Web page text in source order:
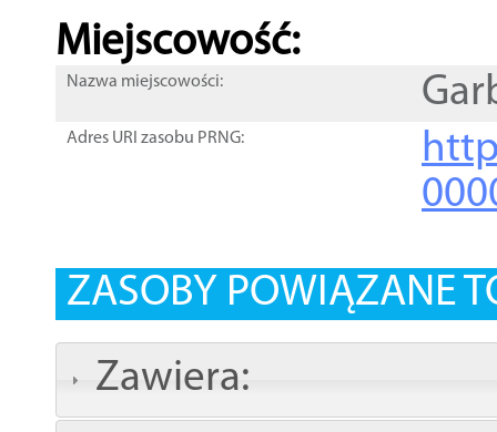
Miejscowość:
Nazwa miejscowości:
Adres URI zasobu PRNG:
ZASOBY POWIĄZANE
Zawiera: